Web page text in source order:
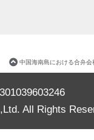
中国海南島における合弁
All Rights